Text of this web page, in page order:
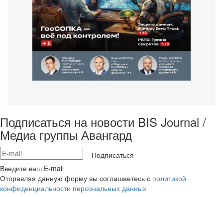
Подписаться на новости BIS Journal /
Медиа группы Авангард
Подписаться
Введите ваш E-mail
Отправляя данную форму вы соглашаетесь с политикой
конфиденциальности персональных данных